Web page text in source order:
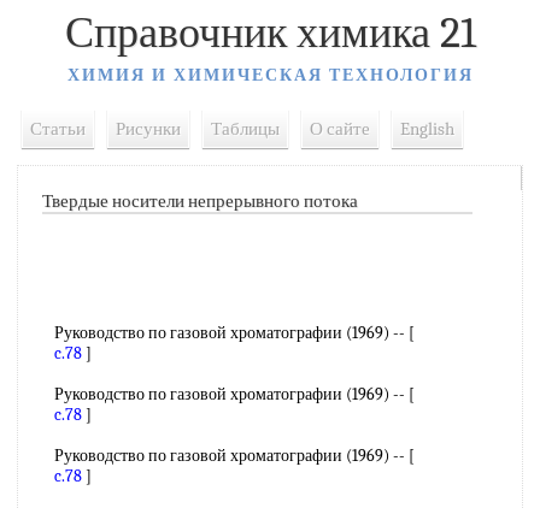
Справочник химика 21
ХИМИЯ И ХИМИЧЕСКАЯ ТЕХНОЛОГИЯ
Статьи Рисунки Таблицы О сайте English
Твердые носители непрерывного потока
Руководство по газовой хроматографии (1969) -- [
c.78]
Руководство по газовой хроматографии (1969) -- [
c.78]
Руководство по газовой хроматографии (1969) -- [
c.78]